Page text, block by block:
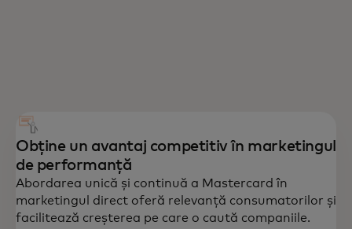
Obține un avantaj competitiv în marketingul
de performanță
Abordarea unică și continuă a Mastercard în
marketingul direct oferă relevanță consumatorilor și
facilitează creșterea pe care o caută companiile.